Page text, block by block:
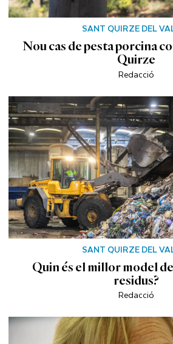
SANT QUIRZE DEL
Nou cas de pesta porcina
Quirze
Redacció
SANT QUIRZE DEL
Quin és el millor model
residus?
Redacció